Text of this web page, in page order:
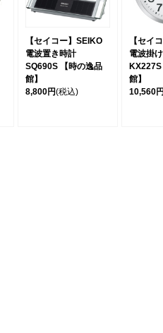
【セイコー】SEIKO
電波置き時計
SQ690S 【時の逸品
館】
8,800円(税込)
【セイ
電波掛
館】
10,560円